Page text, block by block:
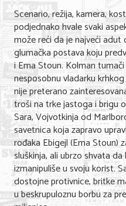
Kuća i bašta
Gastronomija
Sport i rekreacija
Zdravlje i medicina
Hobi i razonoda
UPIS FIRMI
MARKETING
KONTAKT
Scenario, režija, kamera,
podjednako hvale svaki
može reći da je najveći
glumačka postava koju
i Ema Stoun. Kolman
nesposobnu vladarku
nije preterano
troši na trke jastoga i brigu
Sara, Vojvotkinja od
savetnica koja zapravo
rođaka Ebigejl (Ema Stoun)
sluškinja, ali ubrzo shvata
izmanipuliše u svoju korist.
dostojne protivnice, britke
u beskrupuloznu borbu za